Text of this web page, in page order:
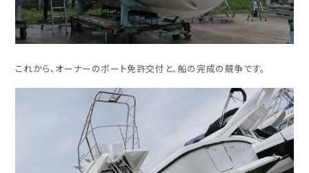
これから、オーナーのボート免許交付と、船の完成の競争です。